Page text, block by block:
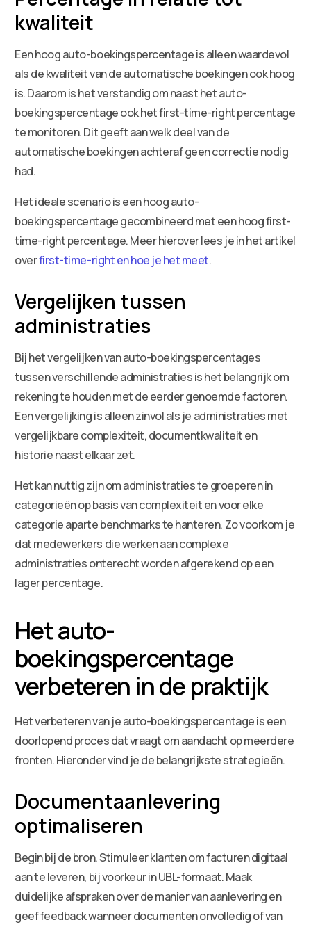
kwaliteit
Een hoog auto-boekingspercentage is alleen waardevol
als de kwaliteit van de automatische boekingen ook hoog
is. Daarom is het verstandig om naast het auto-
boekingspercentage ook het first-time-right percentage
te monitoren. Dit geeft aan welk deel van de
automatische boekingen achteraf geen correctie nodig
had.
Het ideale scenario is een hoog auto-
boekingspercentage gecombineerd met een hoog first-
time-right percentage. Meer hierover lees je in het artikel
overfirst-time-right en hoe je het meet.
Vergelijken tussen
administraties
Bij het vergelijken van auto-boekingspercentages
tussen verschillende administraties is het belangrijk om
rekening te houden met de eerder genoemde factoren.
Een vergelijking is alleen zinvol als je administraties met
vergelijkbare complexiteit, documentkwaliteit en
historie naast elkaar zet.
Het kan nuttig zijn om administraties te groeperen in
categorieën op basis van complexiteit en voor elke
categorie aparte benchmarks te hanteren. Zo voorkom je
dat medewerkers die werken aan complexe
administraties onterecht worden afgerekend op een
lager percentage.
Het auto-
boekingspercentage
verbeteren in de praktijk
Het verbeteren van je auto-boekingspercentage is een
doorlopend proces dat vraagt om aandacht op meerdere
fronten. Hieronder vind je de belangrijkste strategieën.
Documentaanlevering
optimaliseren
Begin bij de bron. Stimuleer klanten om facturen digitaal
aan te leveren, bij voorkeur in UBL-formaat. Maak
duidelijke afspraken over de manier van aanlevering en
geef feedback wanneer documenten onvolledig of van